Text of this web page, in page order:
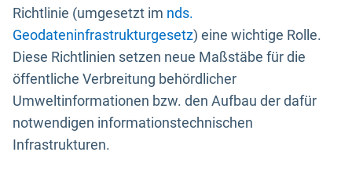
Richtlinie (umgesetzt im nds.
Geodateninfrastrukturgesetz) eine wichtige Rolle.
Diese Richtlinien setzen neue Maßstäbe für die
öffentliche Verbreitung behördlicher
Umweltinformationen bzw. den Aufbau der dafür
notwendigen informationstechnischen
Infrastrukturen.